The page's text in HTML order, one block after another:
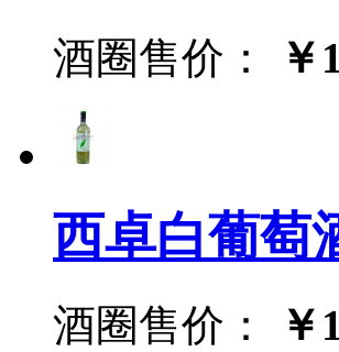
酒圈售价： ￥
西卓白葡萄
酒圈售价： ￥